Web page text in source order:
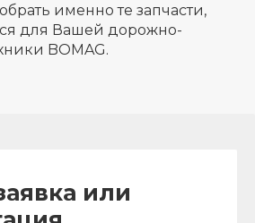
именно те запчасти,
для Вашей дорожно-
BOMAG.
или